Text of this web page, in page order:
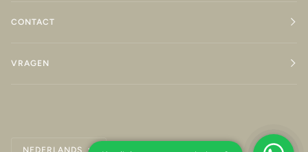
CONTACT
VRAGEN
Taal
NEDERLANDS